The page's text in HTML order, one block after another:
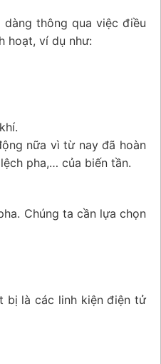
thông qua việc điều
hoạt, ví dụ như:
nữa vì từ nay đã hoàn
pha,… của biến tần.
Chúng ta cần lựa chọn
bị là các linh kiện điện tử